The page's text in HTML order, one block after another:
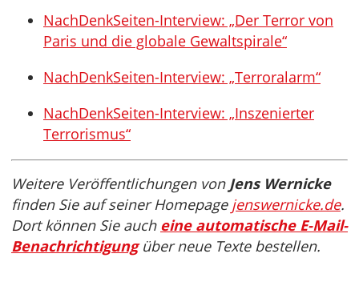
NachDenkSeiten-Interview: „Der Terror von
Paris und die globale Gewaltspirale“
NachDenkSeiten-Interview: „Terroralarm“
NachDenkSeiten-Interview: „Inszenierter
Terrorismus“
Weitere Veröffentlichungen von Jens Wernicke
finden Sie auf seiner Homepage jenswernicke.de.
Dort können Sie auch eine automatische E-Mail-
Benachrichtigungüber neue Texte bestellen.